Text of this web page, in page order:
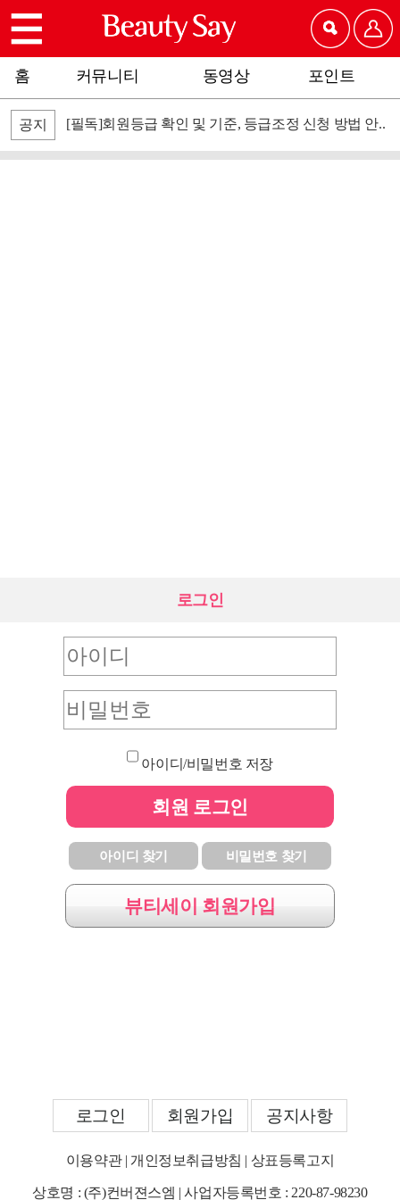
홈 커뮤니티 동영상 포인트
공지 [필독]회원등급 확인 및 기준, 등급조정 신청 방법 안..
로그인
아이디/비밀번호 저장
회원 로그인
아이디 찾기 비밀번호 찾기
뷰티세이 회원가입
로그인 회원가입 공지사항
이용약관| 개인정보취급방침 | 상표등록고지
상호명 : (주)컨버젼스엠 | 사업자등록번호 : 220-87-98230